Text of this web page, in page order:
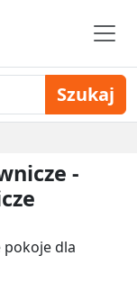
Szukaj
-
pokoje dla